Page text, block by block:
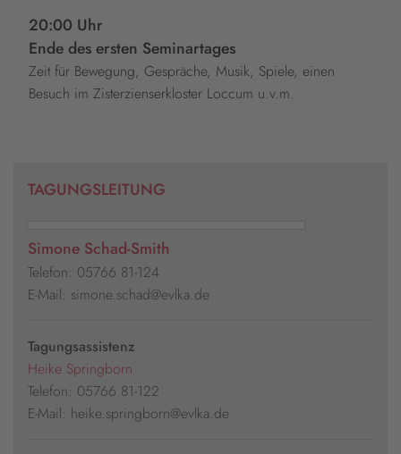
20:00 Uhr
Ende des ersten Seminartages
Zeit für Bewegung, Gespräche, Musik, Spiele, einen
Besuch im Zisterzienserkloster Loccum u.v.m.
TAGUNGSLEITUNG
Simone Schad-Smith
Telefon: 05766 81-124
E-Mail: simone.schad@evlka.de
Tagungsassistenz
Heike Springborn
Telefon: 05766 81-122
E-Mail: heike.springborn@evlka.de